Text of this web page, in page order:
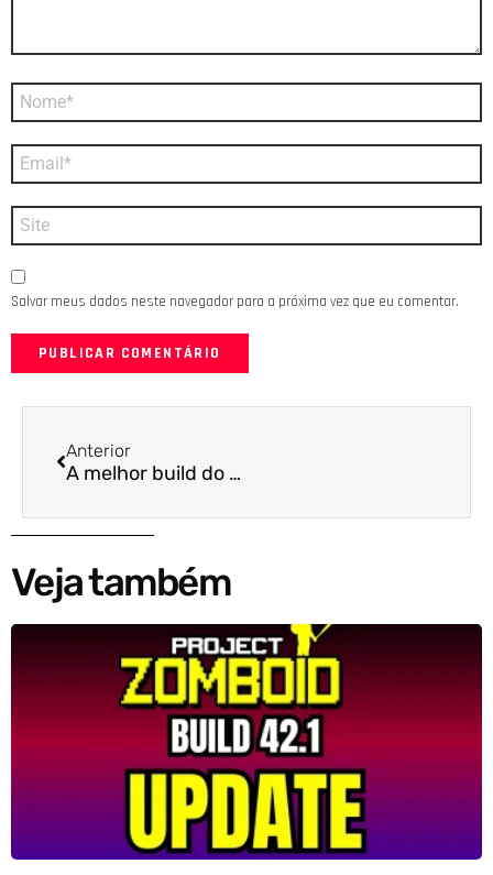
Nome
E-
mail
*
Site
Salvar meus dados neste navegador para a próxima vez que eu comentar.
Anterior
A melhor build do Project Zomboid
Veja também